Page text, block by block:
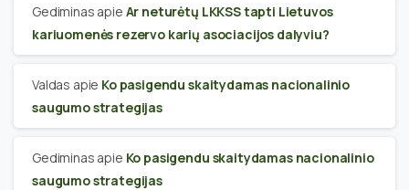
Gediminas apie Ar neturėtų LKKSS tapti Lietuvos
kariuomenės rezervo karių asociacijos dalyviu?
Valdas apie Ko pasigendu skaitydamas nacionalinio
saugumo strategijas
Gediminas apie Ko pasigendu skaitydamas nacionalinio
saugumo strategijas